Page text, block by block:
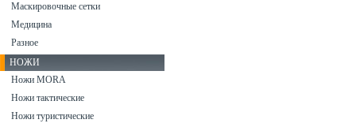
Маскировочные сетки
Медицина
Разное
НОЖИ
Ножи MORA
Ножи тактические
Ножи туристические